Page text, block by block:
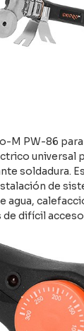
M PW-86
universal
soldadura.
de
agua,
de difícil